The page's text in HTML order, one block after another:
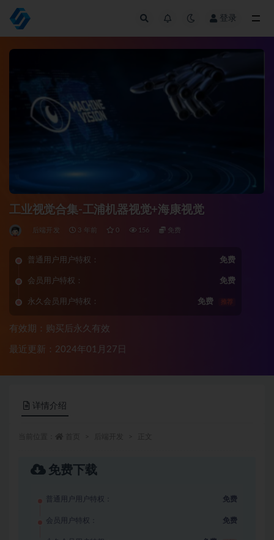
登录
工业视觉合集-工浦机器视觉+海康视觉
后端开发 3 年前 0 156 免费
普通用户用户特权： 免费
会员用户特权： 免费
永久会员用户特权： 免费 推荐
有效期：购买后永久有效
最近更新：2024年01月27日
详情介绍
免费下载
普通用户用户特权： 免费
会员用户特权： 免费